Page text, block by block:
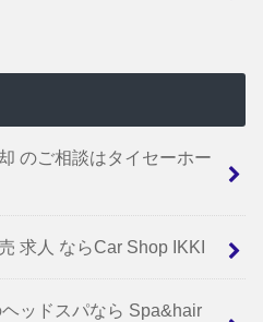
のご相談はタイセーホー
求人 ならCar Shop IKKI
ッドスパなら Spa&hair